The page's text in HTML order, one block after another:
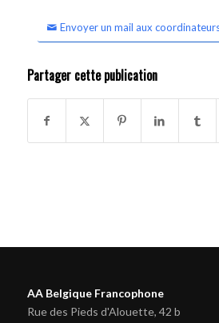
Envoyer un mail aux
Partager cette publication
AA Belgique Francophone
Rue des Pieds d'Alouette, 42 b